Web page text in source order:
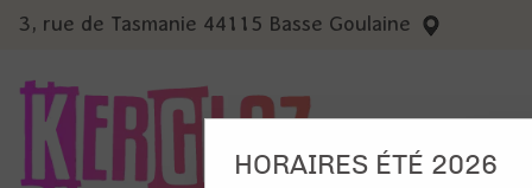
3, rue de Tasmanie 44115 Basse Goulaine
HORAIRES ÉTÉ 2026